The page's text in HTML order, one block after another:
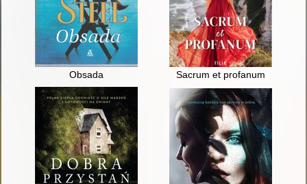
Obsada Sacrum et profanum